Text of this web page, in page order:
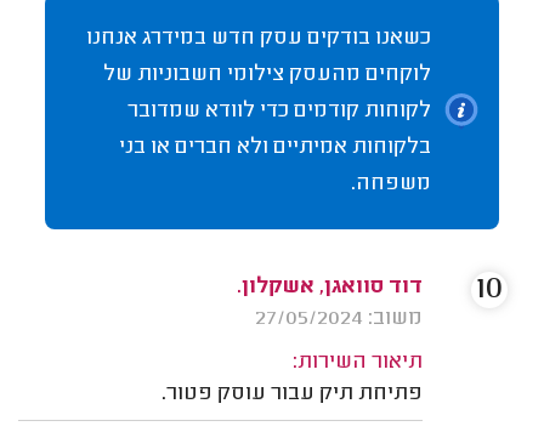
כשאנו בודקים עסק חדש במידרג אנחנו
לוקחים מהעסק צילומי חשבוניות של
לקוחות קודמים כדי לוודא שמדובר
בלקוחות אמיתיים ולא חברים או בני
משפחה.
דוד סוואגן, אשקלון.
משוב: 27/05/2024
תיאור השירות:
פתיחת תיק עבור עוסק פטור.
10